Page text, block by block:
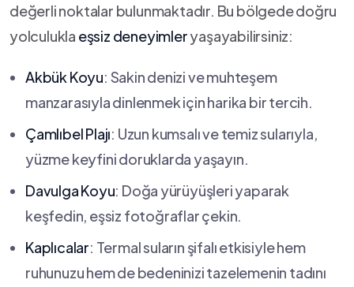
değerli noktalar bulunmaktadır. Bu bölgede ⁢doğru
yolculukla eşsiz deneyimleryaşayabilirsiniz:
Akbük Koyu: Sakin ⁢denizi ve muhteşem
manzarasıyla dinlenmek ‍için harika bir tercih.
Çamlıbel Plajı: Uzun kumsalı ve temiz sularıyla,
yüzme keyfini doruklarda yaşayın.
Davulga⁢ Koyu: Doğa⁤ yürüyüşleri yaparak
keşfedin, eşsiz fotoğraflar çekin.
Kaplıcalar: Termal suların şifalı etkisiyle hem
ruhunuzu ⁢hem ​de bedeninizi tazelemenin tadını